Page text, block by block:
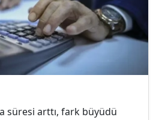
süresi arttı, fark büyüdü